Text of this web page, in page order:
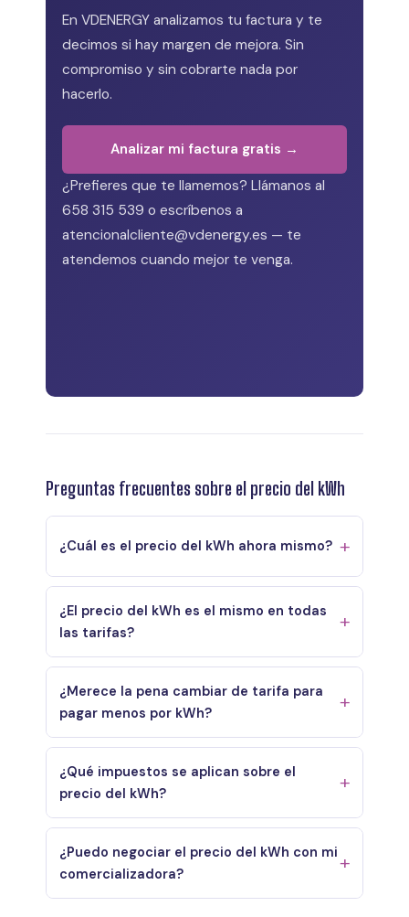
En VDENERGY analizamos tu factura y te
decimos si hay margen de mejora. Sin
compromiso y sin cobrarte nada por
hacerlo.
Analizar mi factura gratis →
¿Prefieres que te llamemos? Llámanos al
658 315 539 o escríbenos a
atencionalcliente@vdenergy.es — te
atendemos cuando mejor te venga.
Preguntas frecuentes sobre el precio del kWh
¿Cuál es el precio del kWh ahora mismo?
¿El precio del kWh es el mismo en todas
las tarifas?
¿Merece la pena cambiar de tarifa para
pagar menos por kWh?
¿Qué impuestos se aplican sobre el
precio del kWh?
¿Puedo negociar el precio del kWh con mi
comercializadora?